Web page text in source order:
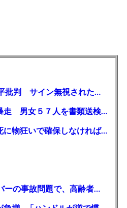
【MLB】「大谷は謙虚ではない」少女が全米生中継で突然の大谷翔平批判 サイン無視された過去明かす
【千葉】「みんなで走れて楽しかった」 バイクでバースデー集団暴走 男女５７人を書類送検 SNSで参加者募る
ガソリン減税、１兆円の財源必要 石破首相・立憲野田氏「財源は死に物狂いで確保しなければならない」「本当に死に物狂いで」
【芸能】高橋真麻「80代で免許を全員取り消しに！」 高齢ドライバーの事故問題で、高齢者の運転免許取り消し法を提案